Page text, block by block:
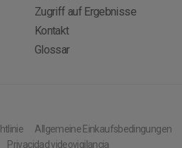
Zugriff auf Ergebnisse
Kontakt
Glossar
Allgemeine Einkaufsbedingungen
Privacidad videovigilancia